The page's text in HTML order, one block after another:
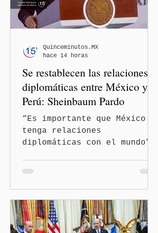
Se restablecen las relaciones
diplomáticas entre México y
Perú: Sheinbaum Pardo
“Es importante que México
tenga relaciones
diplomáticas con el mundo”,
Sheinbaum Pardo anunció el
restablecimiento de las
relaciones diplomáticas
entre los gobiernos de
Quinceminutos.MX
hace 14 horas